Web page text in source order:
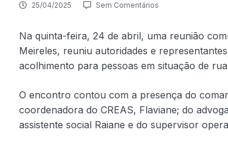
25/04/2025 Sem Comentários
Na quinta-feira, 24 de abril, uma reunião
Meireles, reuniu autoridades e
acolhimento para pessoas em situação de
O encontro contou com a presença do
coordenadora do CREAS, Flaviane; do
assistente social Raiane e do supervisor